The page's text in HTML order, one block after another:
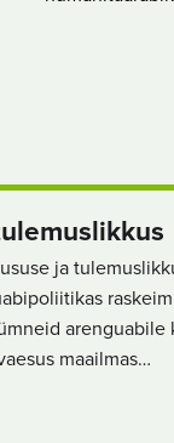
ja
arenguabile
maailmas…